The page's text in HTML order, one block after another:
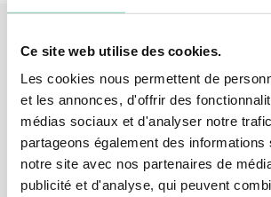
Ce site web utilise des cookies.
Les cookies nous permettent de
et les annonces, d'offrir des
médias sociaux et d'analyser notre
partageons également des
notre site avec nos partenaires de
publicité et d'analyse, qui peuvent
Produits